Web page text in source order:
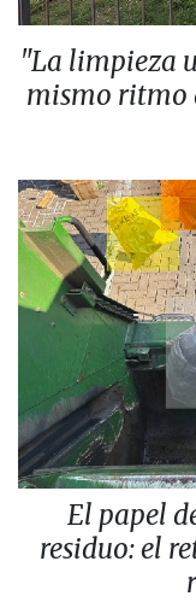
"La limpieza
mismo ritmo
El papel
residuo: el